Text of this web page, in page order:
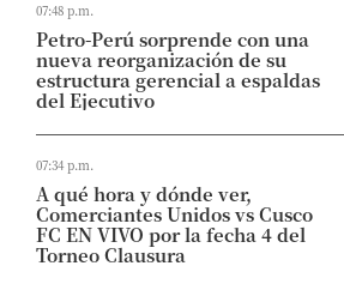
07:48 p.m.
Petro-Perú sorprende con una
nueva reorganización de su
estructura gerencial a espaldas
del Ejecutivo
07:34 p.m.
A qué hora y dónde ver,
Comerciantes Unidos vs Cusco
FC EN VIVO por la fecha 4 del
Torneo Clausura